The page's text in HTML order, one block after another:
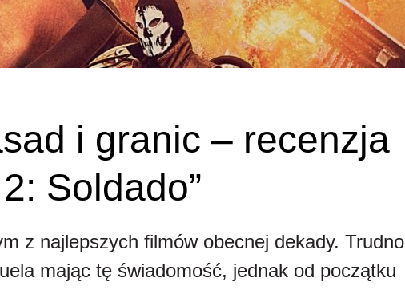
i granic – recenzja
Soldado”
z najlepszych filmów obecnej dekady. Trudno
mając tę świadomość, jednak od początku